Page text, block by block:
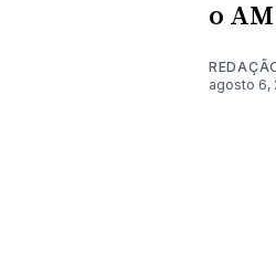
o AM
agosto 6,